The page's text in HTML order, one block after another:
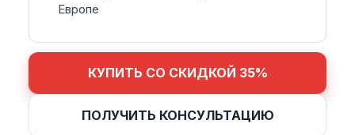
Европе
КУПИТЬ СО СКИДКОЙ 35%
ПОЛУЧИТЬ КОНСУЛЬТАЦИЮ